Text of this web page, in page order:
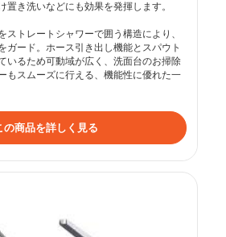
置き洗いなどにも効果を発揮します。
ストレートシャワーで囲う構造により、
ガード。ホース引き出し機能とスパウト
いるため可動域が広く、洗面台のお掃除
もスムーズに行える、機能性に優れた一
の商品を詳しく見る